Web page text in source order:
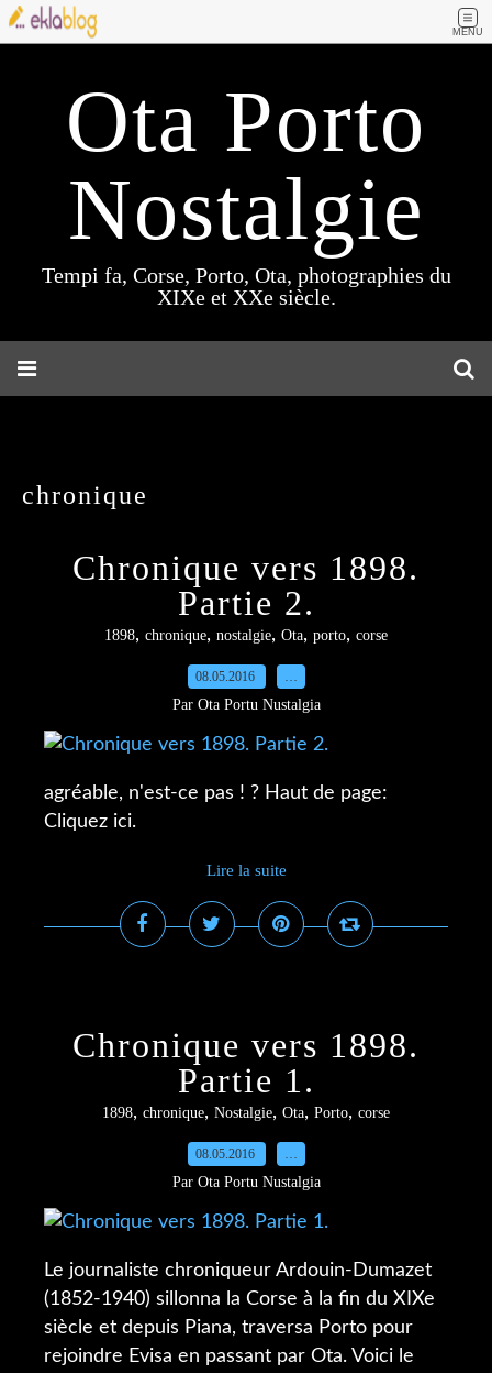
MENU
Ota Porto
Nostalgie
Tempi fa, Corse, Porto, Ota, photographies du
XIXe et XXe siècle.
chronique
Chronique vers 1898.
Partie 2.
1898, chronique, nostalgie, Ota, porto, corse
08.05.2016 …
Par Ota Portu Nustalgia
agréable, n'est-ce pas ! ? Haut de page:
Cliquez ici.
Lire la suite
Chronique vers 1898.
Partie 1.
1898, chronique, Nostalgie, Ota, Porto, corse
08.05.2016 …
Par Ota Portu Nustalgia
Le journaliste chroniqueur Ardouin-Dumazet
(1852-1940) sillonna la Corse à la fin du XIXe
siècle et depuis Piana, traversa Porto pour
rejoindre Evisa en passant par Ota. Voici le